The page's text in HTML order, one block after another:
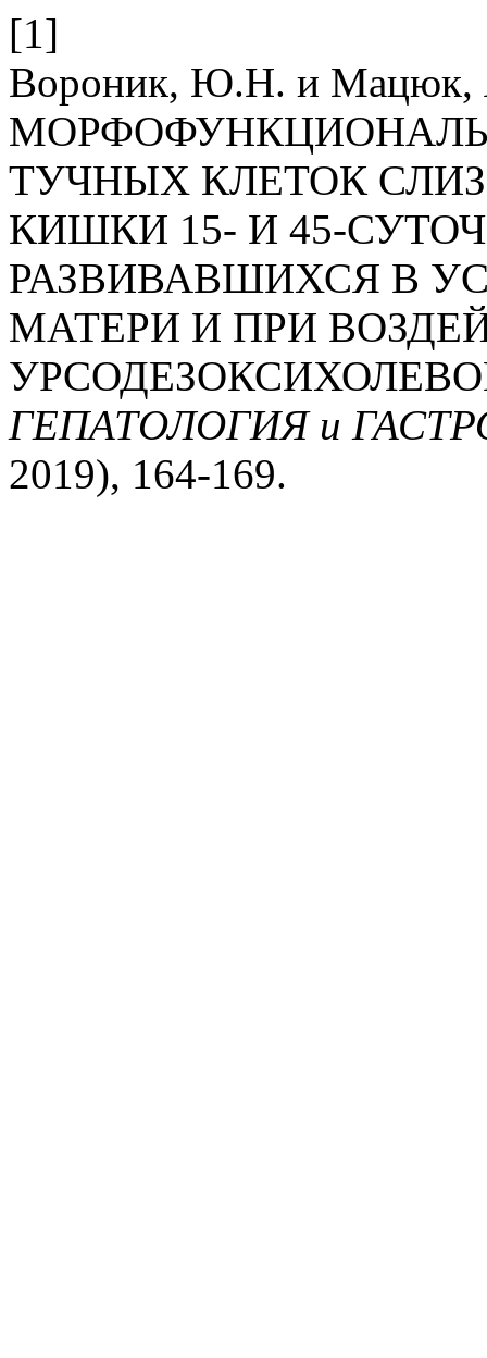
[1]
Вороник, Ю.Н. и Мацюк,
ТУЧНЫХ КЛЕТОК
КИШКИ 15- И 45-
РАЗВИВАВШИХСЯ В
МАТЕРИ И ПРИ
ГЕПАТОЛОГИЯ и
2019), 164-169.